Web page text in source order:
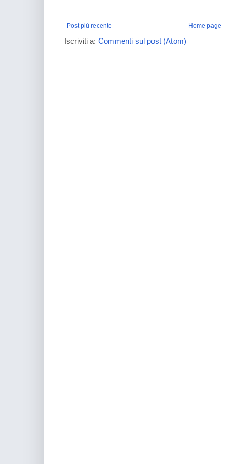
Post più recente Home page
Iscriviti a: Commenti sul post (Atom)